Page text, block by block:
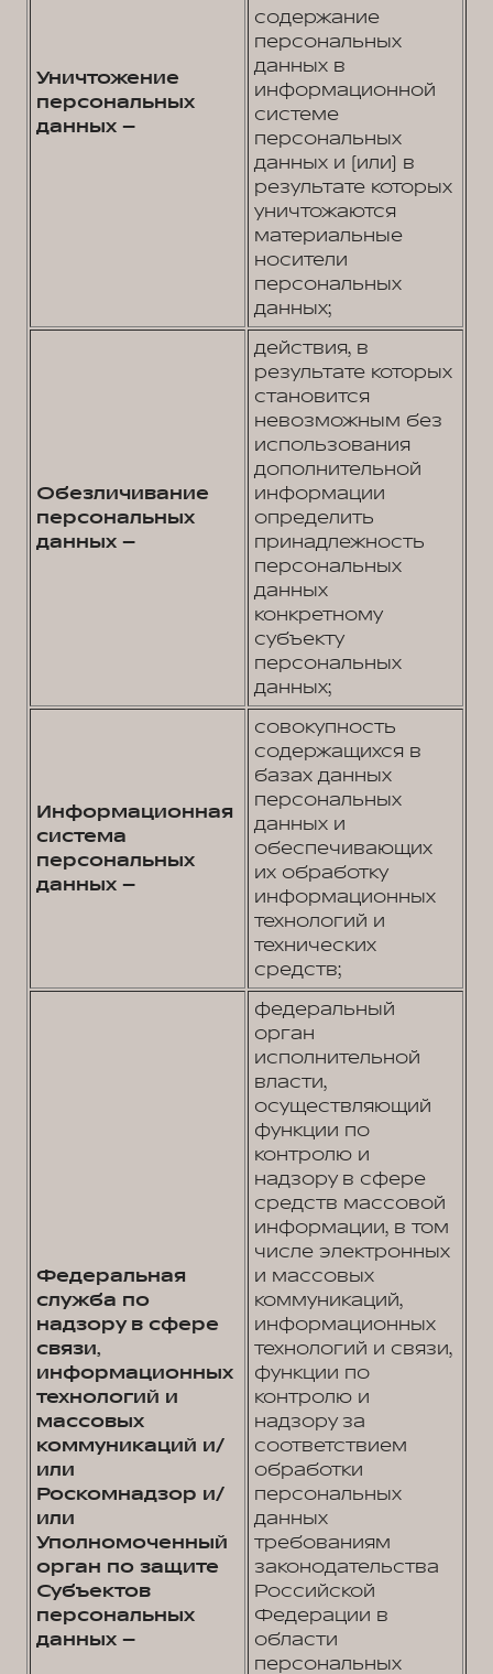
Уничтожение
персональных
данных –
содержание
персональных
данных в
информационной
системе
персональных
данных и (или) в
результате которых
уничтожаются
материальные
носители
персональных
данных;
Обезличивание
персональных
данных –
действия, в
результате которых
становится
невозможным без
использования
дополнительной
информации
определить
принадлежность
персональных
данных
конкретному
субъекту
персональных
данных;
Информационная
система
персональных
данных –
совокупность
содержащихся в
базах данных
персональных
данных и
обеспечивающих
их обработку
информационных
технологий и
технических
средств;
Федеральная
служба по
надзору в сфере
связи,
информационных
технологий и
массовых
коммуникаций и/
или
Роскомнадзор и/
или
Уполномоченный
орган по защите
Субъектов
персональных
данных –
федеральный
орган
исполнительной
власти,
осуществляющий
функции по
контролю и
надзору в сфере
средств массовой
информации, в том
числе электронных
и массовых
коммуникаций,
информационных
технологий и связи,
функции по
контролю и
надзору за
соответствием
обработки
персональных
данных
требованиям
законодательства
Российской
Федерации в
области
персональных